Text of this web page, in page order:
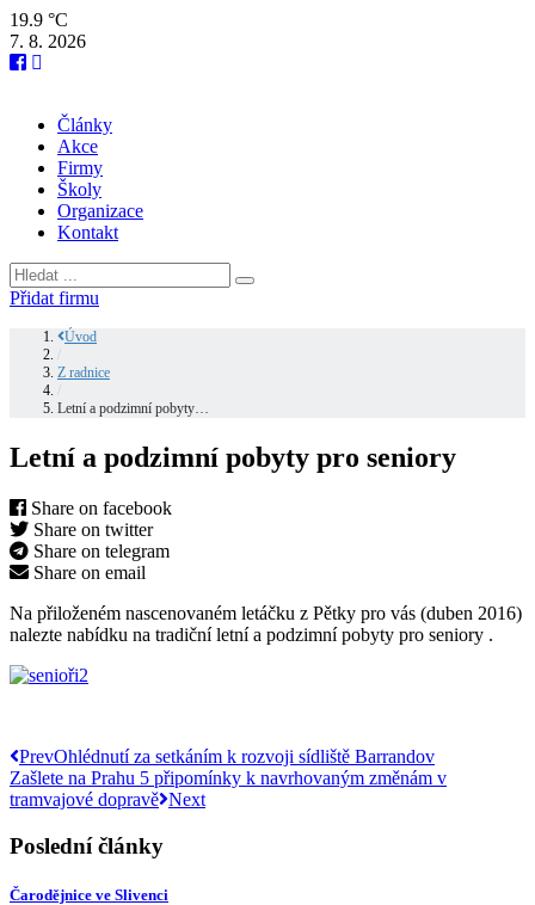
19.9 °C
7. 8. 2026
Články
Akce
Firmy
Školy
Organizace
Kontakt
Přidat firmu
Úvod
Z radnice
Letní a podzimní pobyty…
Letní a podzimní pobyty pro seniory
Share on facebook
Share on twitter
Share on telegram
Share on email
Na přiloženém nascenovaném letáčku z Pětky pro vás (duben 2016)
nalezte nabídku na tradiční letní a podzimní pobyty pro seniory .
PrevOhlédnutí za setkáním k rozvoji sídliště Barrandov
Zašlete na Prahu 5 připomínky k navrhovaným změnám v
tramvajové dopravě Next
Poslední články
Čarodějnice ve Slivenci